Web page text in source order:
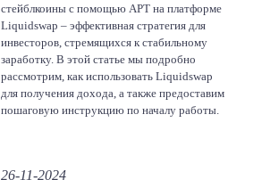
стейблкоины с помощью APT на платформе
Liquidswap – эффективная стратегия для
инвесторов, стремящихся к стабильному
заработку. В этой статье мы подробно
рассмотрим, как использовать Liquidswap
для получения дохода, а также предоставим
пошаговую инструкцию по началу работы.
26-11-2024